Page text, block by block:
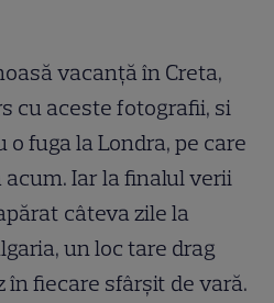
vacanță în Creta,
cu aceste fotografii, si
o fuga la Londra, pe care
Iar la finalul verii
câteva zile la
un loc tare drag
în fiecare sfârșit de vară.